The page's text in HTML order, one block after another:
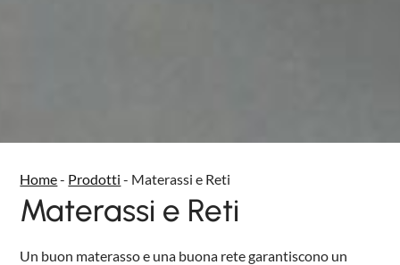
Home- Prodotti - Materassi e Reti
Materassi e Reti
Un buon materasso e una buona rete garantiscono un